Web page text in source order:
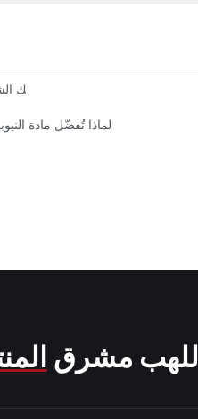
الكشف عن قوة النيوبرين: دليلك
لماذا تُفضّل مادة
اللهب مشرق